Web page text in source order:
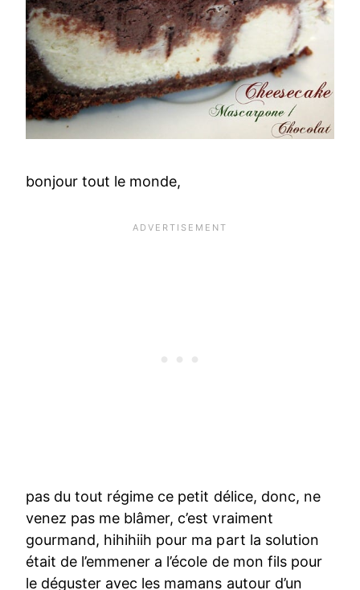
bonjour tout le monde,
pas du tout régime ce petit délice, donc, ne
venez pas me blâmer, c’est vraiment
gourmand, hihihiih pour ma part la solution
était de l’emmener a l’école de mon fils pour
le déguster avec les mamans autour d’un